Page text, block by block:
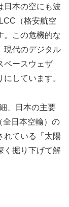
日本の空にも波
（格安航空
。この危機的な
現代のデジタル
ペースウェザ
しています。
、日本の主要
全日本空輸）の
れている「太陽
く掘り下げて解